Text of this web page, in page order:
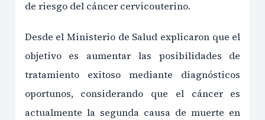
de riesgo del cáncer cervicouterino.
Desde el Ministerio de Salud explicaron que el
objetivo es aumentar las posibilidades de
tratamiento exitoso mediante diagnósticos
oportunos, considerando que el cáncer es
actualmente la segunda causa de muerte en